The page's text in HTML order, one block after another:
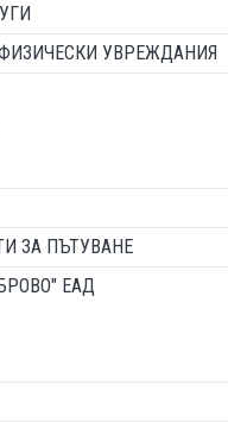
УВРЕЖДАНИЯ
ЗА ПЪТУВАНЕ
ЕАД